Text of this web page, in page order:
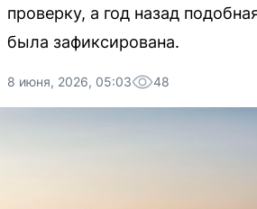
проверку, а год назад
была зафиксирована.
8 июня, 2026, 05:03 48